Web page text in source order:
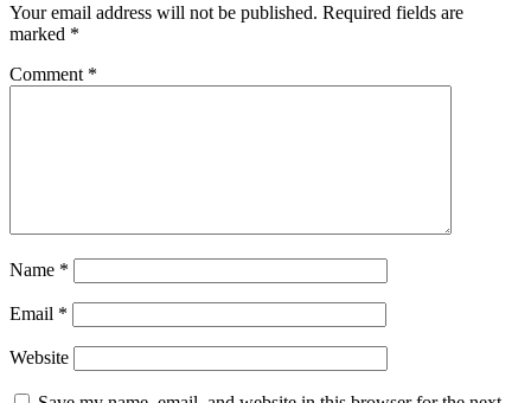
Your email address will not be published. Required fields are
marked *
Comment *
Name *
Email *
Website